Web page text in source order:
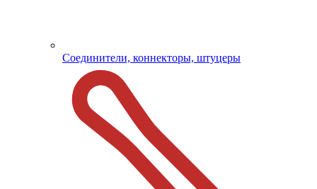
Соединители, коннекторы, штуцеры